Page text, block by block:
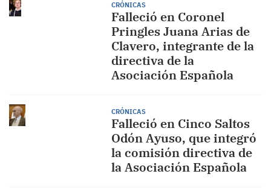
CRÓNICAS
Falleció en Coronel
Pringles Juana Arias de
Clavero, integrante de la
directiva de la
Asociación Española
CRÓNICAS
Falleció en Cinco Saltos
Odón Ayuso, que integró
la comisión directiva de
la Asociación Española